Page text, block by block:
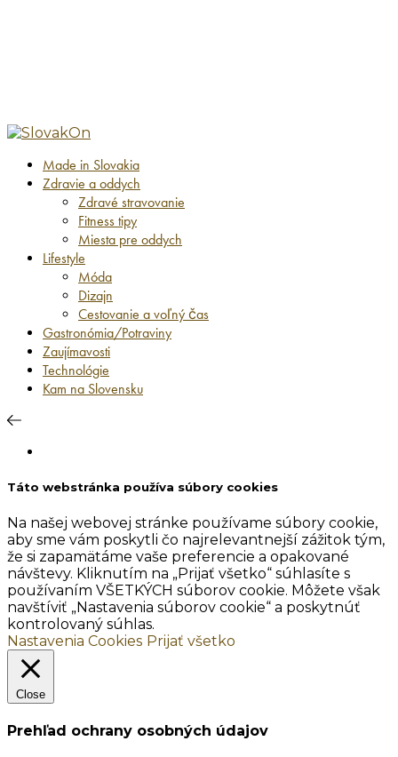
Made in Slovakia
Zdravie a oddych
Zdravé stravovanie
Fitness tipy
Miesta pre oddych
Lifestyle
Móda
Dizajn
Cestovanie a voľný čas
Gastronómia/Potraviny
Zaujímavosti
Technológie
Kam na Slovensku
Táto webstránka používa súbory cookies
Na našej webovej stránke používame súbory cookie,
aby sme vám poskytli čo najrelevantnejší zážitok tým,
že si zapamätáme vaše preferencie a opakované
návštevy. Kliknutím na „Prijať všetko“ súhlasíte s
používaním VŠETKÝCH súborov cookie. Môžete však
navštíviť „Nastavenia súborov cookie“ a poskytnúť
kontrolovaný súhlas.
Nastavenia Cookies Prijať všetko
Close
Prehľad ochrany osobných údajov